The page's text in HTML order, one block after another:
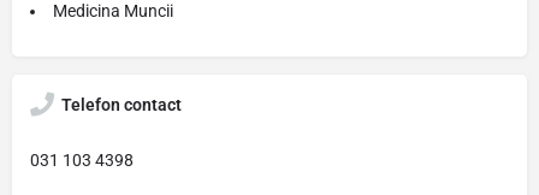
Medicina Muncii
Telefon contact
031 103 4398